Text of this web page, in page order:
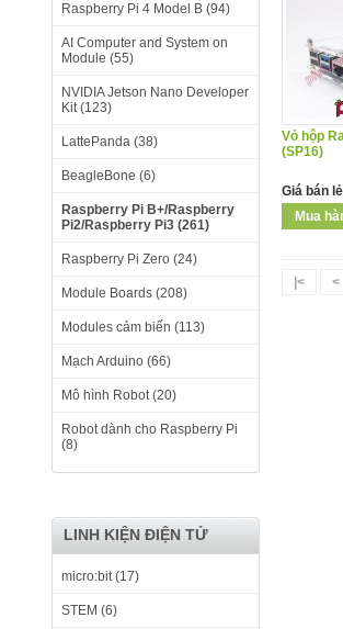
Raspberry Pi 4 Model B (94)
AI Computer and System on
Module (55)
NVIDIA Jetson Nano Developer
Kit (123)
LattePanda (38)
BeagleBone (6)
Raspberry Pi B+/Raspberry
Pi2/Raspberry Pi3 (261)
Raspberry Pi Zero (24)
Module Boards (208)
Modules cảm biến (113)
Mạch Arduino (66)
Mô hình Robot (20)
Robot dành cho Raspberry Pi
(8)
LINH KIỆN ĐIỆN TỬ
micro:bit (17)
STEM (6)
Vỏ hộp
(SP16)
Giá bán
|< <